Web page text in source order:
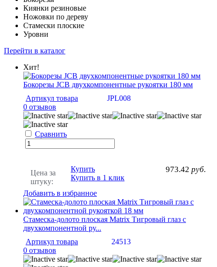
Киянки резиновые
Ножовки по дереву
Стамески плоские
Уровни
Перейти в каталог
Хит!
Бокорезы JCB двухкомпонентные рукоятки 180 мм
Артикул товара
JPL008
0 отзывов
Сравнить
Цена за
штуку:
973.42 руб.
Купить
Купить в 1 клик
Добавить в избранное
Стамеска-долото плоская Matrix Тигровый глаз с
двухкомпонентной ру...
Артикул товара
24513
0 отзывов